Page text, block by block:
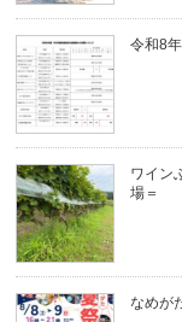
令和8
ワイン
場＝
なめが